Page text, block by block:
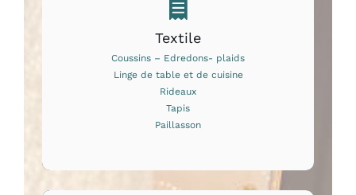
Textile
Coussins – Edredons- plaids
Linge de table et de cuisine
Rideaux
Tapis
Paillasson